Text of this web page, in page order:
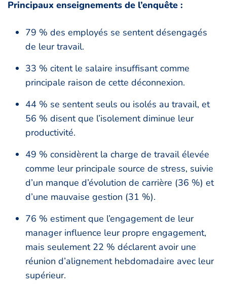
Principaux enseignements de l’enquête :
79 % des employés se sentent désengagés
de leur travail.
33 % citent le salaire insuffisant comme
principale raison de cette déconnexion.
44 % se sentent seuls ou isolés au travail, et
56 % disent que l’isolement diminue leur
productivité.
49 % considèrent la charge de travail élevée
comme leur principale source de stress, suivie
d’un manque d’évolution de carrière (36 %) et
d’une mauvaise gestion (31 %).
76 % estiment que l’engagement de leur
manager influence leur propre engagement,
mais seulement 22 % déclarent avoir une
réunion d’alignement hebdomadaire avec leur
supérieur.